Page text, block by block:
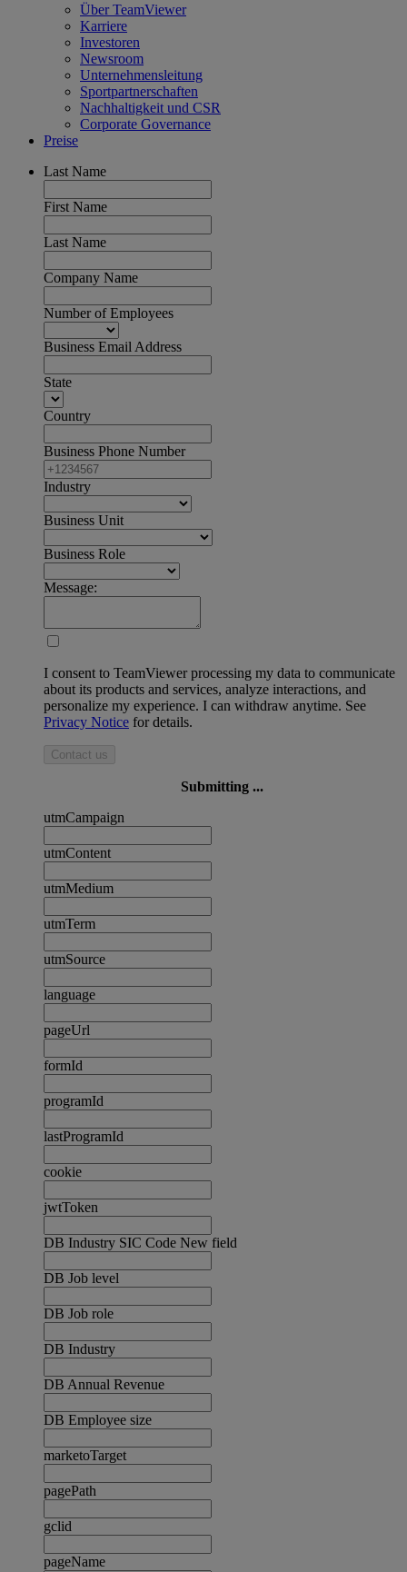
Über TeamViewer
Karriere
Investoren
Newsroom
Unternehmensleitung
Sportpartnerschaften
Nachhaltigkeit und CSR
Corporate Governance
Preise
Last Name
First Name
Last Name
Company Name
Number of Employees
Business Email Address
State
Country
Business Phone Number
Industry
Business Unit
Business Role
Message:
I consent to TeamViewer processing my data to communicate
about its products and services, analyze interactions, and
personalize my experience. I can withdraw anytime. See
Privacy Notice for details.
Contact us
Submitting ...
utmCampaign
utmContent
utmMedium
utmTerm
utmSource
language
pageUrl
formId
programId
lastProgramId
cookie
jwtToken
DB Industry SIC Code New field
DB Job level
DB Job role
DB Industry
DB Annual Revenue
DB Employee size
marketoTarget
pagePath
gclid
pageName